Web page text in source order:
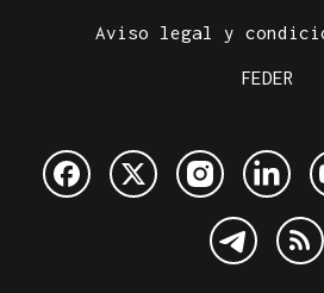
Aviso legal y
FEDER